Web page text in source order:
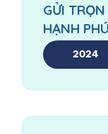
GỬI
HẠNH
2024